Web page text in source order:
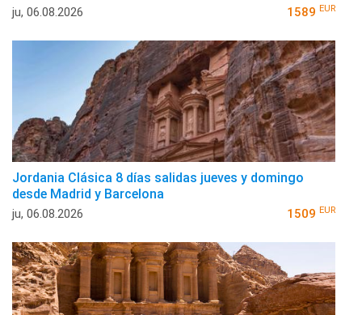
ju, 06.08.2026 1589 EUR
Jordania Clásica 8 días salidas jueves y domingo
desde Madrid y Barcelona
ju, 06.08.2026 1509 EUR